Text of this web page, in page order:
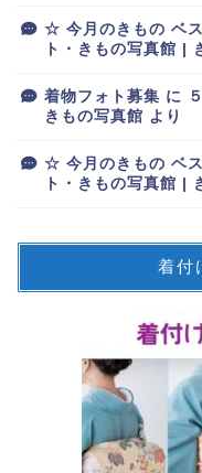
☆ 今月のきもの ベ
ト・きもの写真館 |
着物フォト募集 に
きもの写真館 より
☆ 今月のきもの ベ
ト・きもの写真館 |
着付